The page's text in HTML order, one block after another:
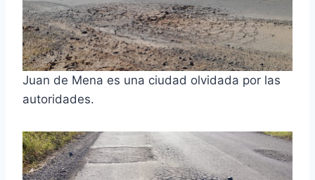
Juan de Mena es una ciudad olvidada por las
autoridades.